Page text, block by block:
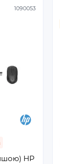
1090053
HP